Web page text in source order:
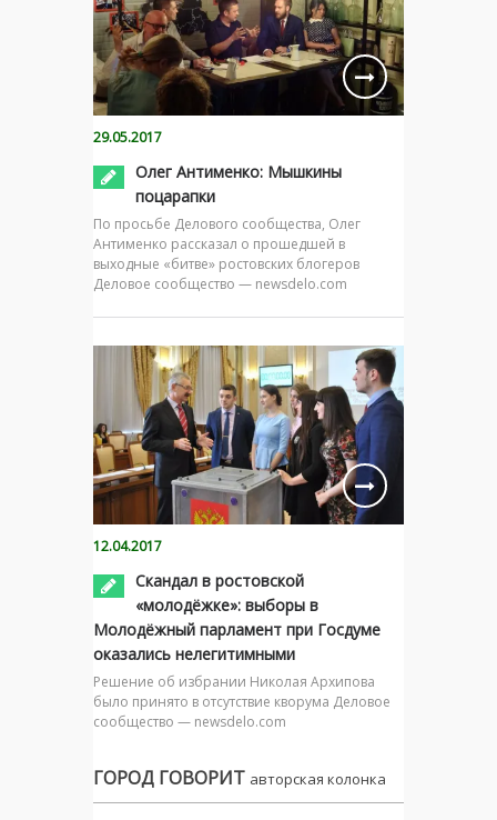
29.05.2017
Олег Антименко: Мышкины
поцарапки
По просьбе Делового сообщества, Олег
Антименко рассказал о прошедшей в
выходные «битве» ростовских блогеров
Деловое сообщество — newsdelo.com
12.04.2017
Скандал в ростовской
«молодёжке»: выборы в
Молодёжный парламент при Госдуме
оказались нелегитимными
Решение об избрании Николая Архипова
было принято в отсутствие кворума Деловое
сообщество — newsdelo.com
ГОРОД ГОВОРИТ авторская колонка